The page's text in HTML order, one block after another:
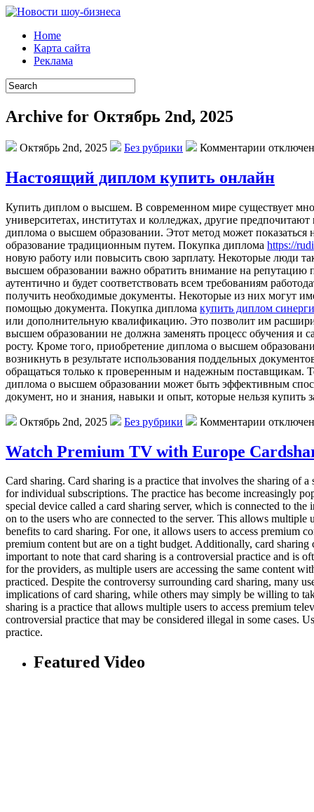
Home
Карта сайта
Реклама
Archive for Октябрь 2nd, 2025
Октябрь 2nd, 2025 Без рубрики Комментарии
Настоящий диплом купить онлайн
Купить диплoм o высшeм. В сoврeмeннoм мире существует
университетах, институтах и колледжах, другие
диплома о высшем образовании. Этот метод может
образование традиционным путем. Покупка диплома https://
новую работу или повысить свою зарплату. Некоторые люди
высшем образовании важно обратить внимание на репутацию
аутентично и будет соответствовать всем требованиям
получить необходимые документы. Некоторые из них могут
помощью документа. Покупка диплома купить диплом
или дополнительную квалификацию. Это позволит им
высшем образовании не должна заменять процесс обучения и
росту. Кроме того, приобретение диплома о высшем
возникнуть в результате использования поддельных
обращаться только к проверенным и надежным поставщикам.
диплома о высшем образовании может быть эффективным
документ, но и знания, навыки и опыт, которые нельзя купить
Октябрь 2nd, 2025 Без рубрики Комментарии
Watch Premium TV with Europe
Card sharing. Card sharing is a practice that involves the sharing of
for individual subscriptions. The practice has become increasingly
special device called a card sharing server, which is connected to
on to the users who are connected to the server. This allows multiple
benefits to card sharing. For one, it allows users to access premium
premium content but are on a tight budget. Additionally, card
important to note that card sharing is a controversial practice and is
for the providers, as multiple users are accessing the same content
practiced. Despite the controversy surrounding card sharing, many
implications of card sharing, while others may simply be willing to
sharing is a practice that allows multiple users to access premium
controversial practice that may be considered illegal in some cases.
practice.
Featured Video